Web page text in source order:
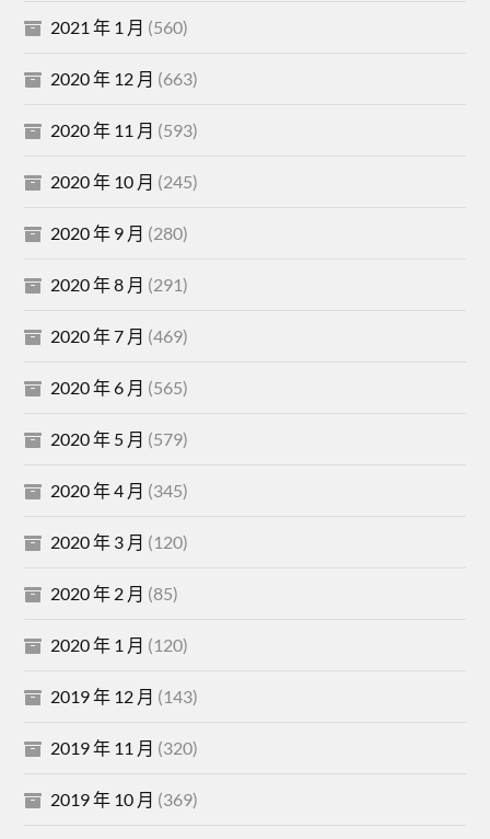
2021 年 1 月 (560)
2020 年 12 月 (663)
2020 年 11 月 (593)
2020 年 10 月 (245)
2020 年 9 月 (280)
2020 年 8 月 (291)
2020 年 7 月 (469)
2020 年 6 月 (565)
2020 年 5 月 (579)
2020 年 4 月 (345)
2020 年 3 月 (120)
2020 年 2 月 (85)
2020 年 1 月 (120)
2019 年 12 月 (143)
2019 年 11 月 (320)
2019 年 10 月 (369)